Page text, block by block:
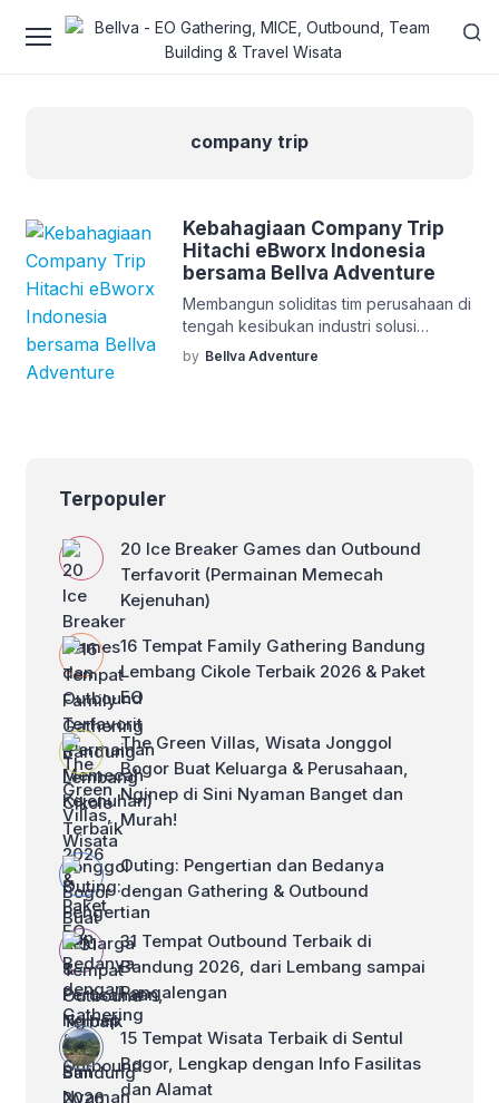
company trip
Kebahagiaan Company Trip
Hitachi eBworx Indonesia
bersama Bellva Adventure
Membangun soliditas tim perusahaan di
tengah kesibukan industri solusi
finansial dan teknologi digital adalah
hal yang harus dilakukan. Baru-baru ini,
kedekatan antar karyawan melalui
rangkaian kegiatan yang […]
by Bellva Adventure
Terpopuler
20 Ice Breaker Games dan Outbound
Terfavorit (Permainan Memecah
Kejenuhan)
16 Tempat Family Gathering Bandung
Lembang Cikole Terbaik 2026 & Paket
EO
The Green Villas, Wisata Jonggol
Bogor Buat Keluarga & Perusahaan,
Nginep di Sini Nyaman Banget dan
Murah!
Outing: Pengertian dan Bedanya
dengan Gathering & Outbound
31 Tempat Outbound Terbaik di
Bandung 2026, dari Lembang sampai
Pangalengan
15 Tempat Wisata Terbaik di Sentul
Bogor, Lengkap dengan Info Fasilitas
dan Alamat